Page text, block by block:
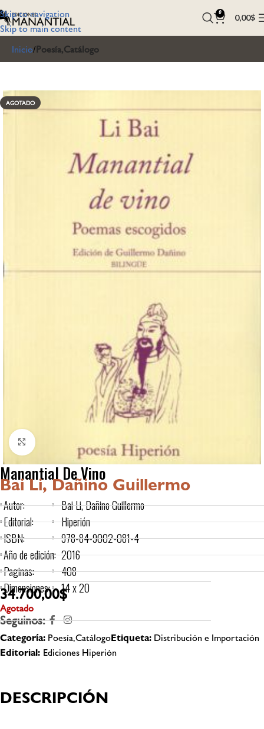
Skip to navigation
Skip to main content
0 0,00$
Inicio Poesía,Catálogo
AGOTADO
Click to enlarge
Manantial De Vino
Bai Li, Dañino Guillermo
Autor:
Editorial:
ISBN:
Año de edición:
Paginas:
Dimensiones:
Bai Li, Dañino Guillermo
Hiperión
978-84-9002-081-4
2016
408
14 x 20
34.700,00$
Agotado
Seguinos:
Categoría: Poesía,CatálogoEtiqueta: Distribución e Importación
Editorial: Ediciones Hiperión
DESCRIPCIÓN